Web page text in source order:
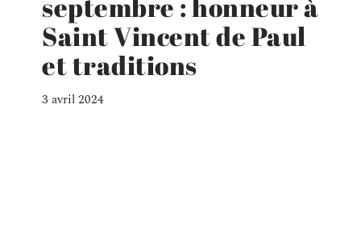
Saint Vincent de Paul
et traditions
3 avril 2024